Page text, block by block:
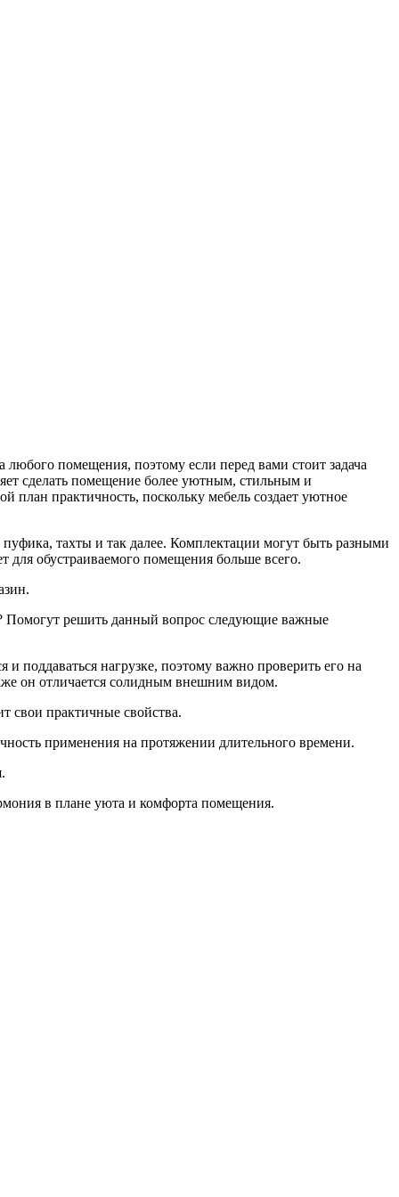
любого помещения, поэтому если перед вами стоит задача
сделать помещение более уютным, стильным и
план практичность, поскольку мебель создает уютное
тахты и так далее. Комплектации могут быть разными
для обустраиваемого помещения больше всего.
Помогут решить данный вопрос следующие важные
поддаваться нагрузке, поэтому важно проверить его на
он отличается солидным внешним видом.
свои практичные свойства.
применения на протяжении длительного времени.
в плане уюта и комфорта помещения.